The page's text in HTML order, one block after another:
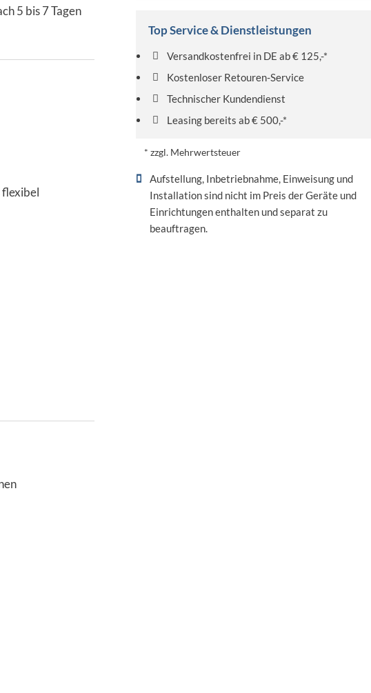
5 bis 7 Tagen
flexibel
Top Service & Dienstleistungen
Versandkostenfrei in DE ab € 125,-*
Kostenloser Retouren-Service
Technischer Kundendienst
Leasing bereits ab € 500,-*
* zzgl. Mehrwertsteuer
Aufstellung, Inbetriebnahme, Einweisung und
Installation sind nicht im Preis der Geräte und
Einrichtungen enthalten und separat zu
beauftragen.